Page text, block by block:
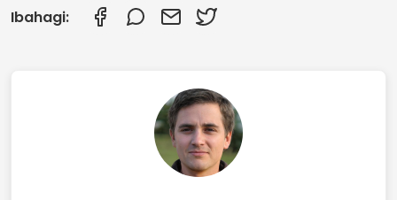
Libreng app para manood ng mga pelikula